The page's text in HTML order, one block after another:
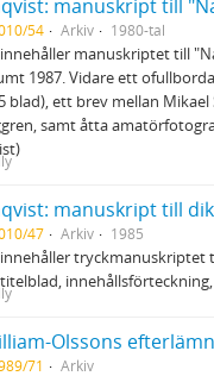
54 Arkiv 1980-tal
manuskriptet till
1987. Vidare ett
blad), ett brev mellan
samt åtta
47 Arkiv 1985
tryckmanuskriptet
innehållsförteckning,
Olssons
71 Arkiv